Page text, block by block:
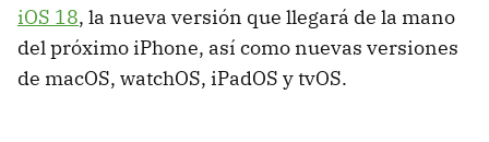
iOS 18, la nueva versión que llegará de la mano
del próximo iPhone, así como nuevas versiones
de macOS, watchOS, iPadOS y tvOS.